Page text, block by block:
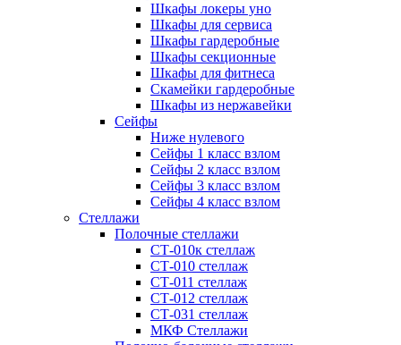
Шкафы локеры уно
Шкафы для сервиса
Шкафы гардеробные
Шкафы секционные
Шкафы для фитнеса
Скамейки гардеробные
Шкафы из нержавейки
Сейфы
Ниже нулевого
Сейфы 1 класс взлом
Сейфы 2 класс взлом
Сейфы 3 класс взлом
Сейфы 4 класс взлом
Стеллажи
Полочные стеллажи
СТ-010к стеллаж
СТ-010 стеллаж
СТ-011 стеллаж
СТ-012 стеллаж
СТ-031 стеллаж
МКФ Стеллажи